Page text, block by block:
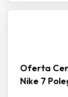
Oferta
Nike 7